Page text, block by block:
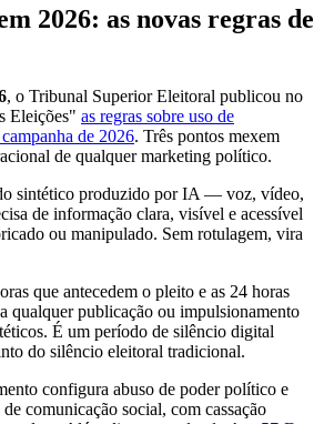
2026: as novas regras de
, o Tribunal Superior Eleitoral publicou no
Eleições" as regras sobre uso de
de 2026. Três pontos mexem
de qualquer marketing político.
sintético produzido por IA — voz, vídeo,
de informação clara, visível e acessível
ou manipulado. Sem rotulagem, vira
que antecedem o pleito e as 24 horas
qualquer publicação ou impulsionamento
É um período de silêncio digital
do silêncio eleitoral tradicional.
configura abuso de poder político e
comunicação social, com cassação